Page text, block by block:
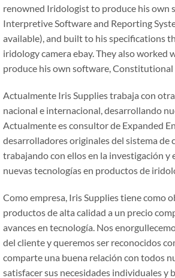
renowned Iridologist to produce his own
Interpretive Software and Reporting
available), and built to his specifications
iridology camera ebay. They also
produce his own software,
Actualmente Iris Supplies trabaja con
nacional e internacional, desarrollando
Actualmente es consultor de Expanded
desarrolladores originales del sistema de
trabajando con ellos en la investigación y
nuevas tecnologías en productos de
Como empresa, Iris Supplies tiene como
productos de alta calidad a un precio
avances en tecnología. Nos
del cliente y queremos ser reconocidos
comparte una buena relación con todos
satisfacer sus necesidades individuales y